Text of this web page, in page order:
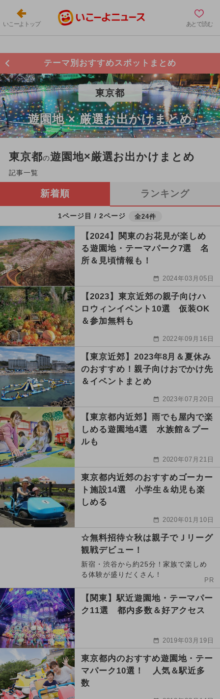
いこーよトップ あとで読む
テーマ別おすすめスポットまとめ
東京都
遊園地 × 厳選お出かけまとめ
東京都の遊園地×厳選お出かけまとめ
記事一覧
新着順 ランキング
1ページ目 / 2ページ 全24件
【2024】関東のお花見が楽しめ
る遊園地・テーマパーク7選 名
所＆見頃情報も！
2024年03月05日
【2023】東京近郊の親子向けハ
ロウィンイベント10選 仮装OK
＆参加無料も
2022年09月16日
【東京近郊】2023年8月＆夏休み
のおすすめ！親子向けおでかけ先
＆イベントまとめ
2023年07月20日
【東京都内近郊】雨でも屋内で楽
しめる遊園地4選 水族館＆プー
ルも
2020年07月21日
東京都内近郊のおすすめゴーカー
ト施設14選 小学生＆幼児も楽
しめる
2020年01月10日
☆無料招待☆秋は親子でＪリーグ
観戦デビュー！
新宿・渋谷から約25分！家族で楽しめ
る体験が盛りだくさん！
PR
【関東】駅近遊園地・テーマパー
ク11選 都内多数＆好アクセス
2019年03月19日
東京都内のおすすめ遊園地・テー
マパーク10選！ 人気＆駅近多
数